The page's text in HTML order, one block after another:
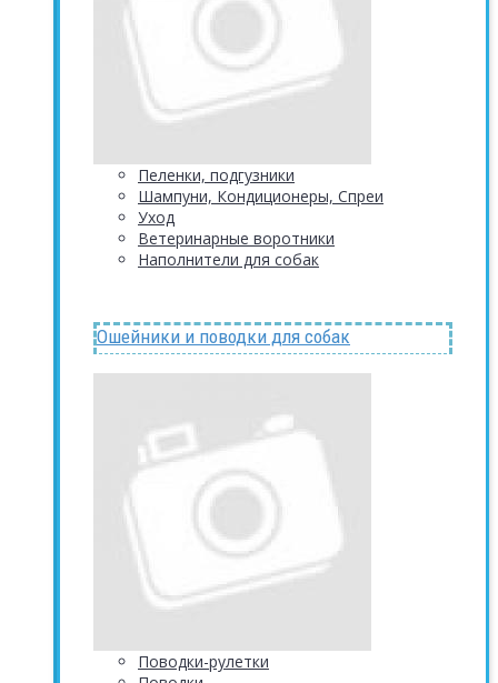
Пеленки, подгузники
Шампуни, Кондиционеры, Спреи
Уход
Ветеринарные воротники
Наполнители для собак
Ошейники и поводки для собак
Поводки-рулетки